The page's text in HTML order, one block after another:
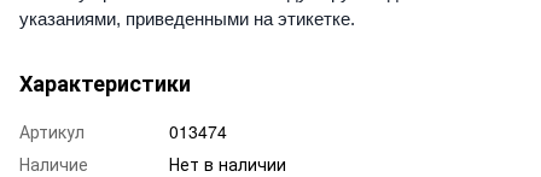
указаниями, приведенными на этикетке.
Характеристики
Артикул
013474
Наличие
Нет в наличии